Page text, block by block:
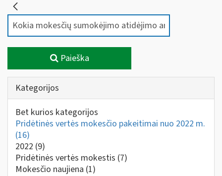
Paieška
Kategorijos
Bet kurios kategorijos
Pridėtinės vertės mokesčio pakeitimai nuo 2022 m.
(16)
2022 (9)
Pridėtinės vertės mokestis (7)
Mokesčio naujiena (1)